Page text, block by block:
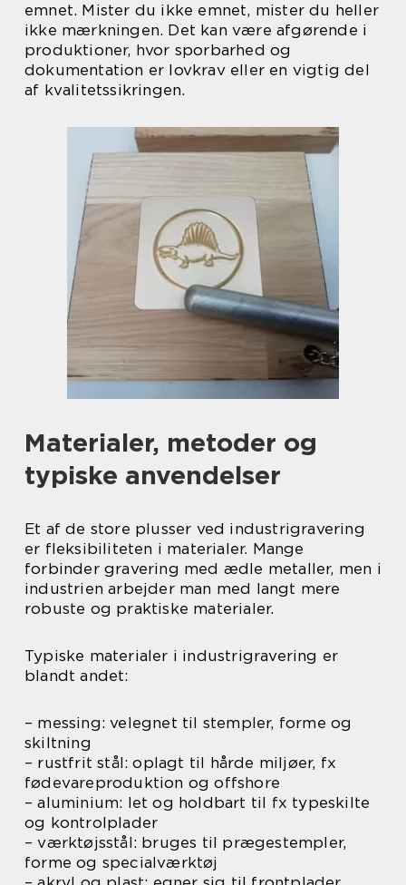
emnet. Mister du ikke emnet, mister du heller
ikke mærkningen. Det kan være afgørende i
produktioner, hvor sporbarhed og
dokumentation er lovkrav eller en vigtig del
af kvalitetssikringen.
Materialer, metoder og
typiske anvendelser
Et af de store plusser ved industrigravering
er fleksibiliteten i materialer. Mange
forbinder gravering med ædle metaller, men i
industrien arbejder man med langt mere
robuste og praktiske materialer.
Typiske materialer i industrigravering er
blandt andet:
– messing: velegnet til stempler, forme og
skiltning
– rustfrit stål: oplagt til hårde miljøer, fx
fødevareproduktion og offshore
– aluminium: let og holdbart til fx typeskilte
og kontrolplader
– værktøjsstål: bruges til prægestempler,
forme og specialværktøj